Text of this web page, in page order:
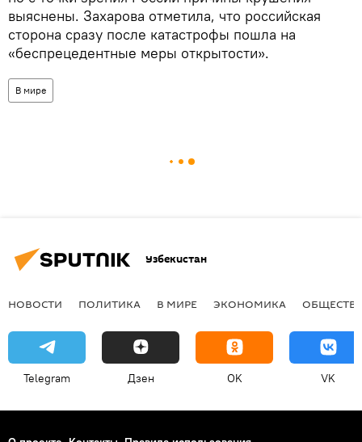
выяснены. Захарова отметила, что российская
сторона сразу после катастрофы пошла на
«беспрецедентные меры открытости».
В мире
Узбекистан
НОВОСТИ ПОЛИТИКА В МИРЕ ЭКОНОМИКА
Telegram Дзен OK VK